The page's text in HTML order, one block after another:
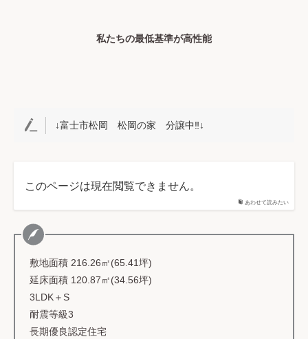
私たちの最低基準が高性能
↓富士市松岡 松岡の家 分譲中‼↓
あわせて読みたい
このページは現在閲覧できません。
敷地面積 216.26㎡(65.41坪)
延床面積 120.87㎡(34.56坪)
3LDK＋S
耐震等級3
長期優良認定住宅